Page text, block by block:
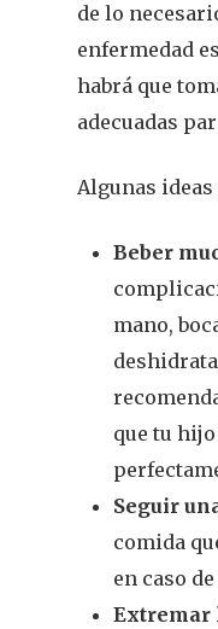
de lo
enfermedad
habrá que
adecuadas
Algunas
Beber
mano,
que tu
Seguir
comida
en caso
Extremar